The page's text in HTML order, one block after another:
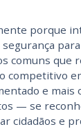
porque
comuns que
competitivo
e mais
— se
cidadãos e